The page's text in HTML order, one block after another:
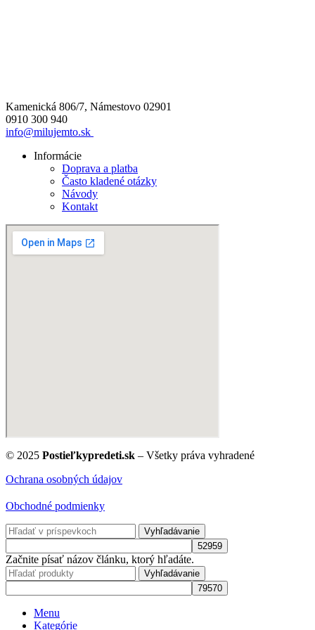
Kamenická 806/7, Námestovo 02901
0910 300 940
info@milujemto.sk
Informácie
Doprava a platba
Často kladené otázky
Návody
Kontakt
© 2025 Postieľkypredeti.sk – Všetky práva vyhradené
Ochrana osobných údajov
Obchodné podmienky
Vyhľadávanie
Začnite písať názov článku, ktorý hľadáte.
Vyhľadávanie
Menu
Kategórie